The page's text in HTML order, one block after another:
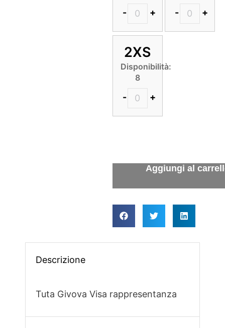
- + - +
2XS
Disponibilità:
8
- +
Descrizione
Tuta Givova Visa rappresentanza